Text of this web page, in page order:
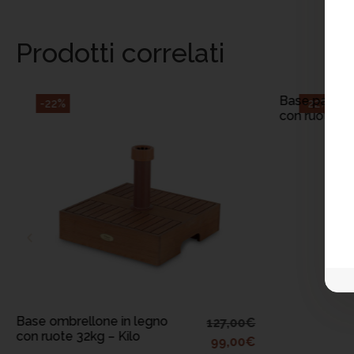
Prodotti correlati
-22%
Base ombrellone in legno
con ruote 32kg – Kilo
127,00€
99,00€
-22%
Base
con ruote